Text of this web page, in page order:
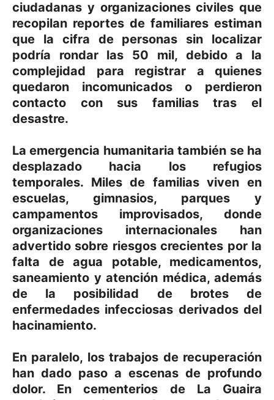
ciudadanas y organizaciones civiles que
recopilan reportes de familiares estiman
que la cifra de personas sin localizar
podría rondar las 50 mil, debido a la
complejidad para registrar a quienes
quedaron incomunicados o perdieron
contacto con sus familias tras el
desastre.
La emergencia humanitaria también se ha
desplazado hacia los refugios
temporales. Miles de familias viven en
escuelas, gimnasios, parques y
campamentos improvisados, donde
organizaciones internacionales han
advertido sobre riesgos crecientes por la
falta de agua potable, medicamentos,
saneamiento y atención médica, además
de la posibilidad de brotes de
enfermedades infecciosas derivados del
hacinamiento.
En paralelo, los trabajos de recuperación
han dado paso a escenas de profundo
dolor. En cementerios de La Guaira